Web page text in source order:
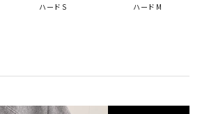
ハード S ハード M